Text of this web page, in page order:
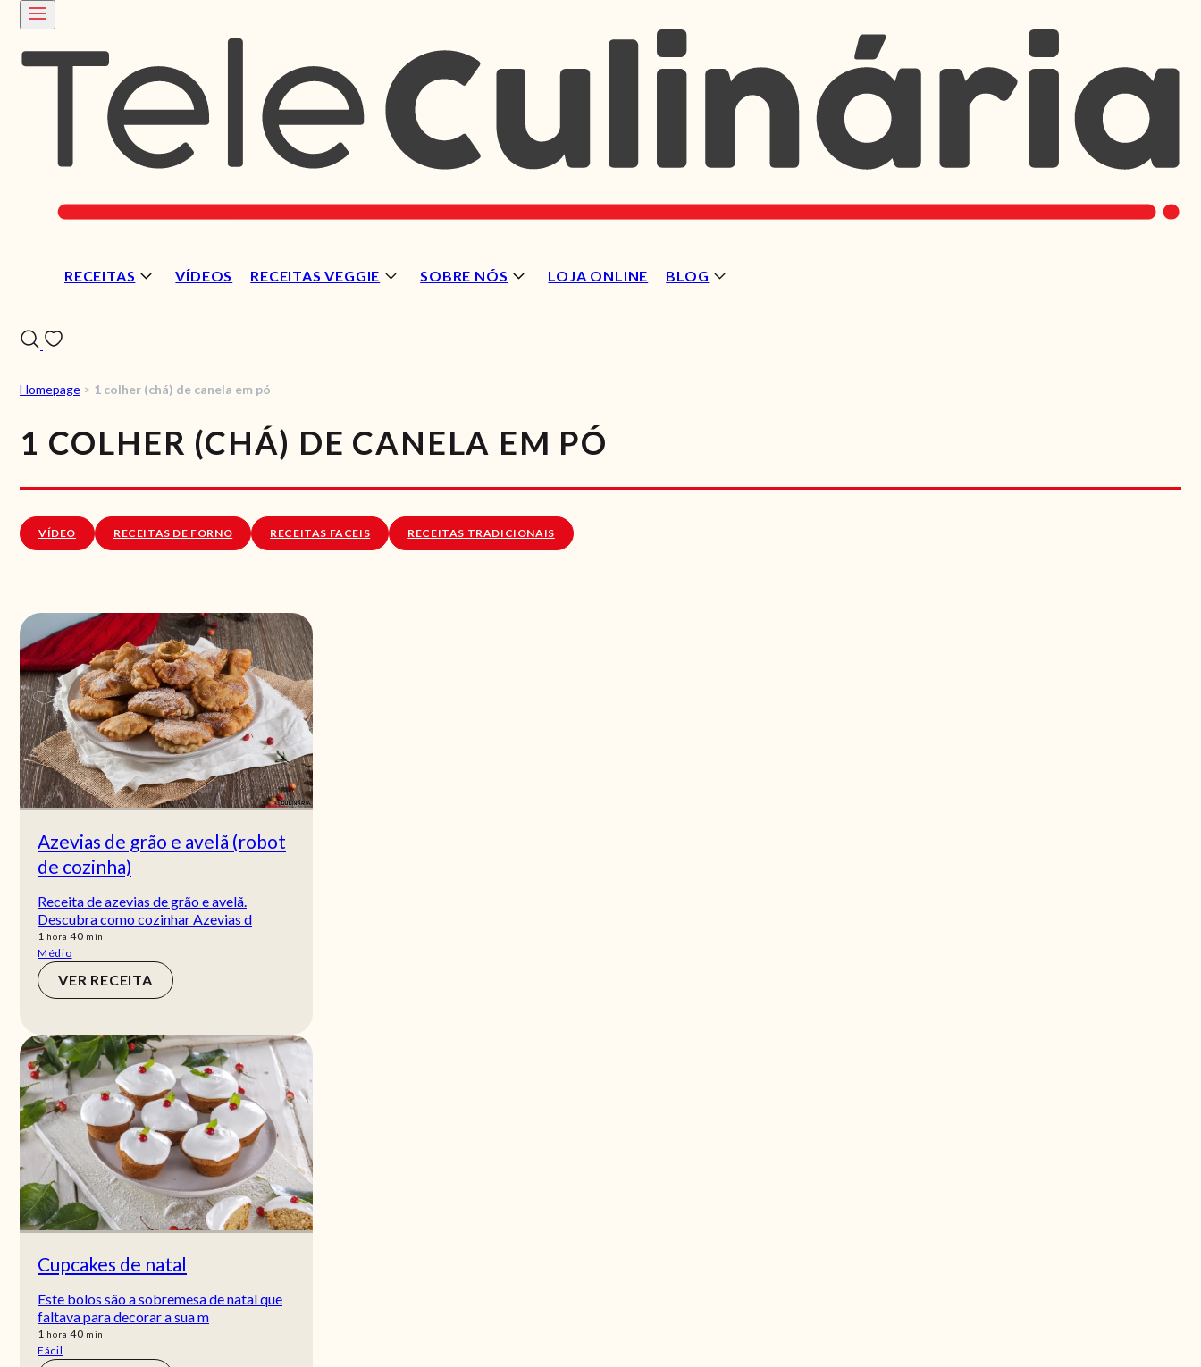
RECEITAS VÍDEOS RECEITAS VEGGIE SOBRE NÓS LOJA ONLINE BLOG
VÍDEOS
Homepage > 1 colher (chá) de canela em pó
1 COLHER (CHÁ) DE CANELA EM PÓ
VÍDEO RECEITAS DE FORNO RECEITAS FACEIS RECEITAS TRADICIONAIS
Azevias de grão e avelã (robot
de cozinha)
Receita de azevias de grão e avelã.
Descubra como cozinhar Azevias d
1 hora
hora 40min
min
Médio
VER RECEITA
Cupcakes de natal
Este bolos são a sobremesa de natal que
faltava para decorar a sua m
1 hora
hora 40min
min
Fácil